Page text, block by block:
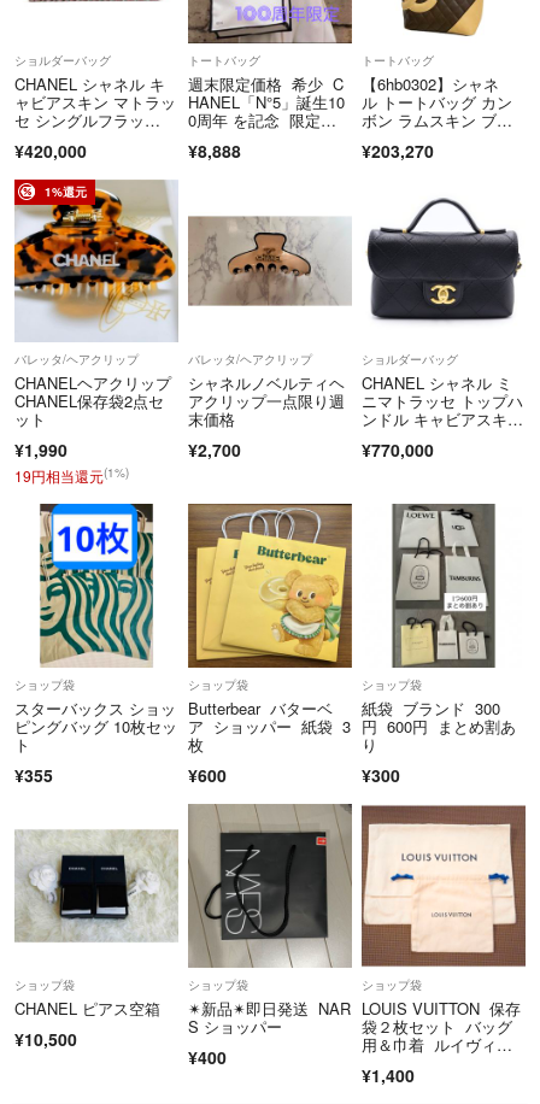
ショルダーバッグ
CHANEL シャネル キ
ャビアスキン マトラッ
セ シングルフラッ
ー 赤（シルバー金
グ トートバッグ ハイ
ブランド 【中古】【送
料無料】
¥420,000
トートバッグ
週末限定価格 希少 C
HANEL「N°5」誕生10
0周年 を記念 限定デ
ト 即日発送
¥8,888
トートバッグ
【6hb0302】シャネ
ル トートバッグ カン
ボン ラムスキン ブラ
古】レディース
¥203,270
1%還元
バレッタ/ヘアクリップ
CHANELヘアクリップ
CHANEL保存袋2点セ
ット
¥1,990
19円相当還元(1%)
バレッタ/ヘアクリップ
シャネルノベルティヘ
アクリップ一点限り週
末価格
¥2,700
ショルダーバッグ
CHANEL シャネル ミ
ニマトラッセ トップハ
ンドル キャビアスキ
ド チェーンショルダー
¥770,000
ショップ袋
スターバックス ショッ
ピングバッグ 10枚セッ
ト
¥355
ショップ袋
Butterbear バターベ
ア ショッパー 紙袋 3
枚
¥600
ショップ袋
紙袋 ブランド 300
円 600円 まとめ割あ
り
¥300
ショップ袋
CHANEL ピアス空箱
¥10,500
ショップ袋
✴︎新品✴︎即日発送 NAR
S ショッパー
¥400
ショップ袋
LOUIS VUITTON 保存
袋２枚セット バッグ
用＆巾着 ルイヴィト
¥1,400